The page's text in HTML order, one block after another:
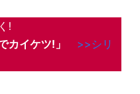
!
カイケツ!」
>>シリ